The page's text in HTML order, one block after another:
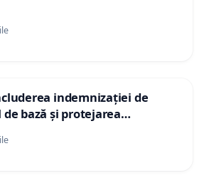
indemnizației de
bază și protejarea
pentru asistenții